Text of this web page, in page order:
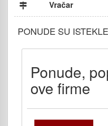
Vračar
PONUDE SU
Ponude,
ove firme